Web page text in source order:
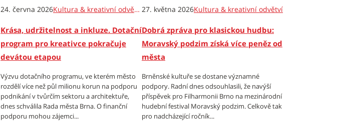
24. června 2026 Kultura & kreativní odvětví
Krása, udržitelnost a inkluze. Dotační
program pro kreativce pokračuje
devátou etapou
Výzvu dotačního programu, ve kterém město
rozdělí více než půl milionu korun na podporu
podnikání v tvůrčím sektoru a architektuře,
dnes schválila Rada města Brna. O finanční
podporu mohou zájemci...
27. května 2026Kultura & kreativní odvětví
Dobrá zpráva pro klasickou hudbu:
Moravský podzim získá více peněz od
města
Brněnské kultuře se dostane významné
podpory. Radní dnes odsouhlasili, že navýší
příspěvek pro Filharmonii Brno na mezinárodní
hudební festival Moravský podzim. Celkově tak
pro nadcházející ročník...